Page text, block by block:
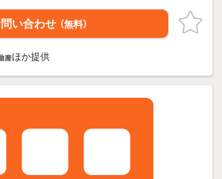
い合わせ （無料）
ほか提供